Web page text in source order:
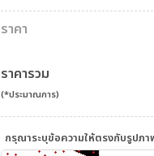
ราคา
ราคารวม
(*ประมาณการ)
กรุณาระบุข้อความให้ตรงกับรูปภา